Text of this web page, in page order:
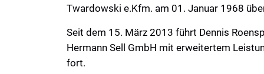
Twardowski e.Kfm. am 01. Januar 1968
Seit dem 15. März 2013 führt Dennis
Hermann Sell GmbH mit erweitertem
fort.